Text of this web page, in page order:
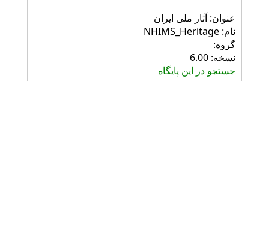
عنوان: آثار ملی ایران
نام: NHIMS_Heritage
گروه:
نسخه: 6.00
جستجو در این پایگاه